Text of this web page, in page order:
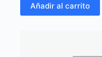
Añadir al carrito